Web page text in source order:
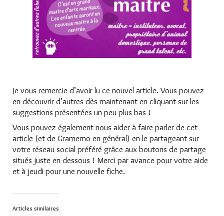
Je vous remercie d’avoir lu ce nouvel article. Vous pouvez
en découvrir d’autres dès maintenant en cliquant sur les
suggestions présentées un peu plus bas !
Vous pouvez également nous aider à faire parler de cet
article (et de Gramemo en général) en le partageant sur
votre réseau social préféré grâce aux boutons de partage
situés juste en-dessous ! Merci par avance pour votre aide
et à jeudi pour une nouvelle fiche.
Articles similaires